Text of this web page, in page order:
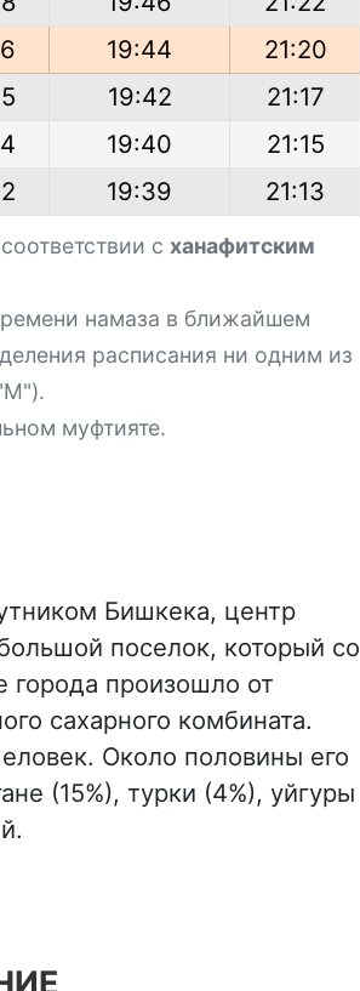
19:44
21:20
19:42
21:17
19:40
21:15
19:39 21:13
с ханафитским
намаза в ближайшем
расписания ни одним из
муфтияте.
Бишкека, центр
поселок, который со
города произошло от
сахарного комбината.
Около половины его
(15%), турки (4%), уйгуры